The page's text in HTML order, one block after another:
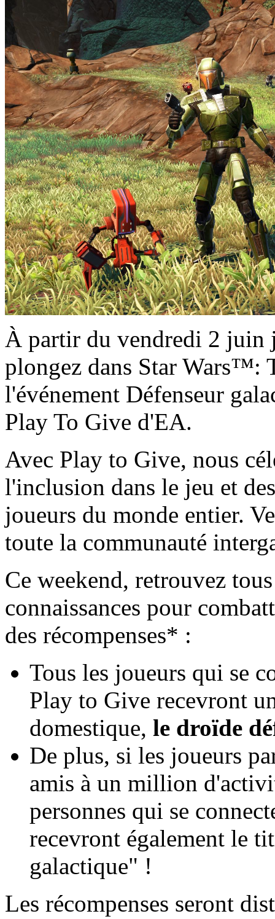
À partir du vendredi 2 juin
plongez dans Star
l'événement Défenseur
Play To Give d'EA.
Avec Play to Give, nous
l'inclusion dans le jeu et
joueurs du monde entier.
toute la communauté
Ce weekend, retrouvez
connaissances pour
des récompenses* :
Tous les joueurs qui se
Play to Give recevront
domestique, le droïde
De plus, si les joueurs
amis à un million
personnes qui se
recevront également le
galactique" !
Les récompenses seront